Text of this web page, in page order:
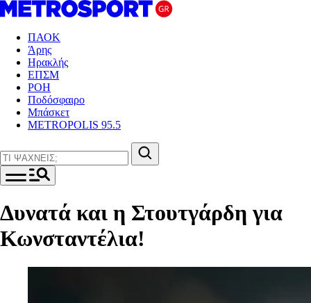
ΠΑΟΚ
Άρης
Ηρακλής
ΕΠΣΜ
ΡΟΗ
Ποδόσφαιρο
Μπάσκετ
METROPOLIS 95.5
Δυνατά και η Στουτγάρδη για
Κωνσταντέλια!